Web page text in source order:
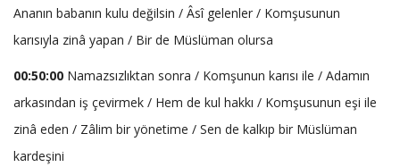
Ananın babanın kulu değilsin / Âsî gelenler / Komşusunun
karısıyla zinâ yapan / Bir de Müslüman olursa
00:50:00 Namazsızlıktan sonra / Komşunun karısı ile / Adamın
arkasından iş çevirmek / Hem de kul hakkı / Komşusunun eşi ile
zinâ eden / Zâlim bir yönetime / Sen de kalkıp bir Müslüman
kardeşini